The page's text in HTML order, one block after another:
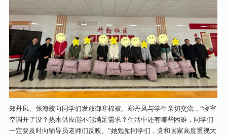
郑丹凤、张海蛟向同学们发放御寒棉被。郑丹凤与学生亲切交流，“寝室
空调开了没？热水供应能不能满足需求？生活中还有哪些困难，同学们
一定要及时向辅导员老师们反映。”她勉励同学们，党和国家高度重视大